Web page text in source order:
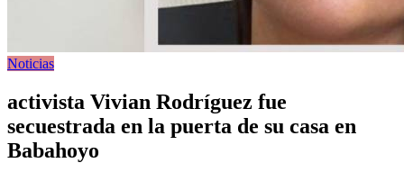
Noticias
activista Vivian Rodríguez fue
secuestrada en la puerta de su casa en
Babahoyo